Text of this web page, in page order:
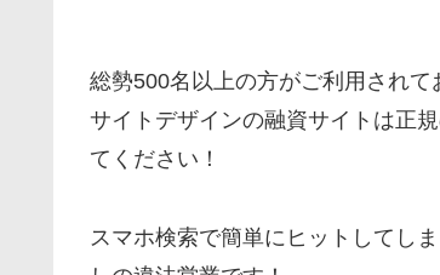
総勢500名以上の方がご利用されて
サイトデザインの融資サイトは正
てください！
スマホ検索で簡単にヒットしてし